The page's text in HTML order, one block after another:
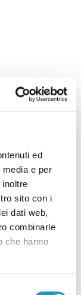
ed
e per
sito con i
dati web,
combinarle
che hanno